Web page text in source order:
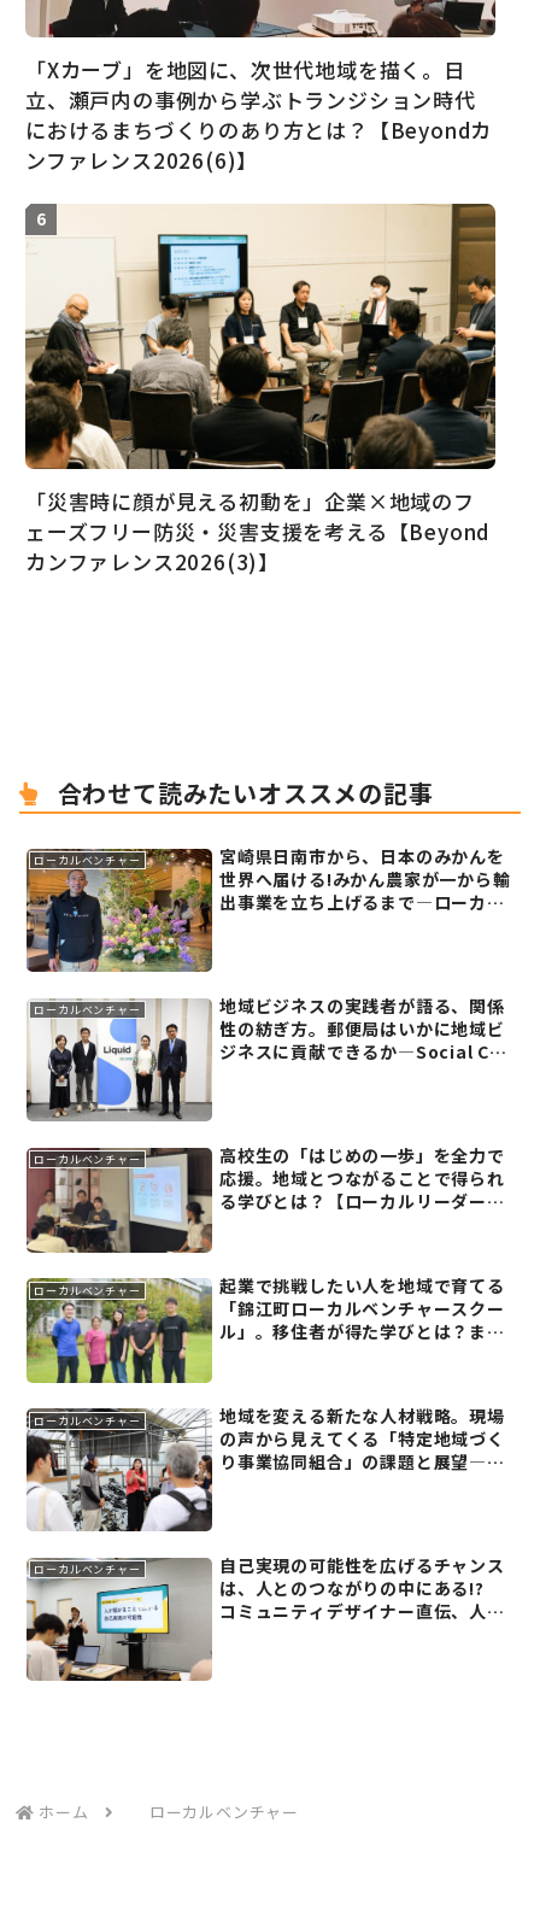
「Xカーブ」を地図に、次世代地域を描く。日
立、瀬戸内の事例から学ぶトランジション時代
におけるまちづくりのあり方とは？【Beyondカ
ンファレンス2026(6)】
「災害時に顔が見える初動を」企業×地域のフ
ェーズフリー防災・災害支援を考える【Beyond
カンファレンス2026(3)】
合わせて読みたいオススメの記事
ローカルベンチャー
宮崎県日南市から、日本のみかんを
世界へ届ける!みかん農家が一から輸
出事業を立ち上げるまで―ローカル
ローカルベンチャー
地域ビジネスの実践者が語る、関係
性の紡ぎ方。郵便局はいかに地域ビ
ジネスに貢献できるか―Social Co-
ローカルベンチャー
高校生の「はじめの一歩」を全力で
応援。地域とつながることで得られ
る学びとは？【ローカルリーダーズ
ローカルベンチャー
起業で挑戦したい人を地域で育てる
「錦江町ローカルベンチャースクー
ル」。移住者が得た学びとは？まち
ローカルベンチャー
地域を変える新たな人材戦略。現場
の声から見えてくる「特定地域づく
り事業協同組合」の課題と展望―ロ
ローカルベンチャー
自己実現の可能性を広げるチャンス
は、人とのつながりの中にある!?
コミュニティデザイナー直伝、人と
ホーム ローカルベンチャー